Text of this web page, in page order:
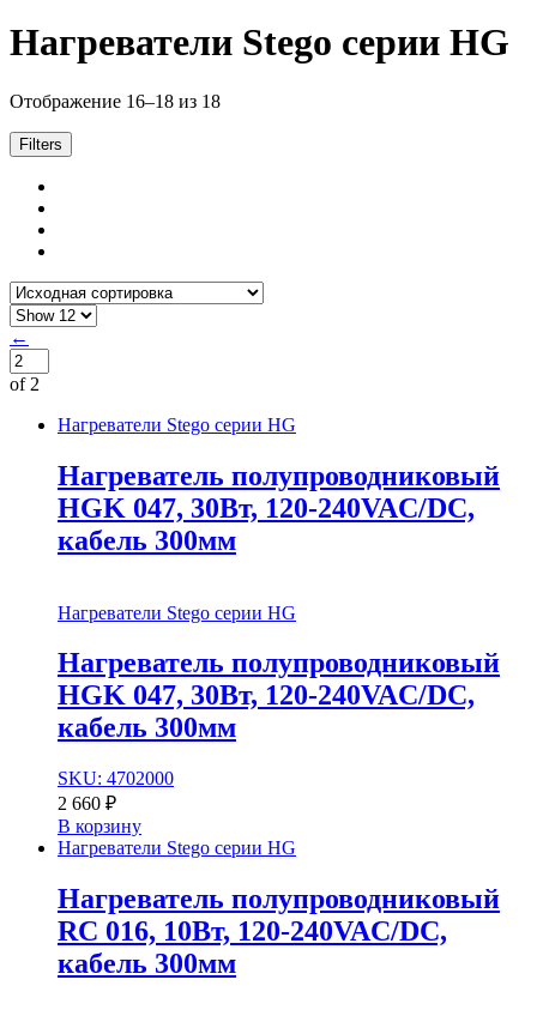
Нагреватели Stego серии HG
Отображение 16–18 из 18
Filters
←
of 2
Нагреватели Stego серии HG
Нагреватель полупроводниковый
HGK 047, 30Вт, 120-240VAC/DC,
кабель 300мм
Нагреватели Stego серии HG
Нагреватель полупроводниковый
HGK 047, 30Вт, 120-240VAC/DC,
кабель 300мм
SKU: 4702000
2 660 ₽
В корзину
Нагреватели Stego серии HG
Нагреватель полупроводниковый
RC 016, 10Вт, 120-240VAC/DC,
кабель 300мм